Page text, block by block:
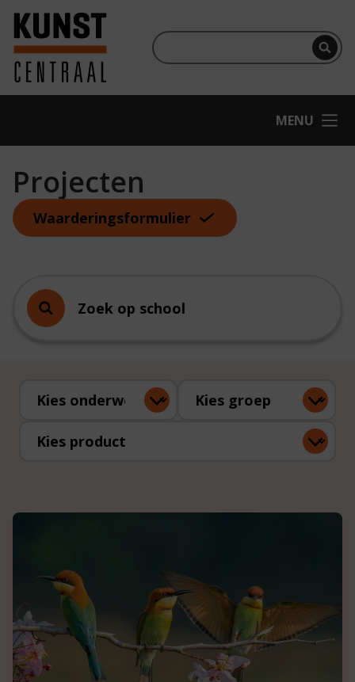
Ga naar hoofdinhoud
Terug naar homepage
OPEN
MENU
Projecten
Waarderingsformulier
Zoek op school
Kies onderwerp Kies groep
Kies product